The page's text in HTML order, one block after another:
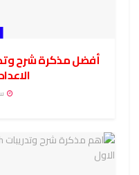
أفضل مذكرة شرح